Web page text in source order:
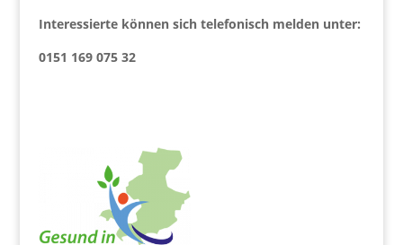
Interessierte können sich telefonisch melden unter:
0151 169 075 32